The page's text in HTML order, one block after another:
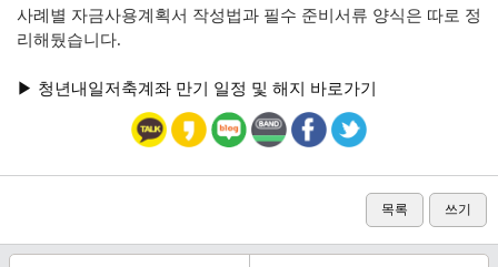
사례별 자금사용계획서 작성법과 필수 준비서류 양식은 따로 정
리해뒀습니다.
▶︎ 청년내일저축계좌 만기 일정 및 해지 바로가기
목록 쓰기